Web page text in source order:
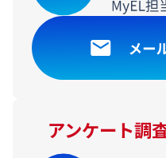
アンケート調